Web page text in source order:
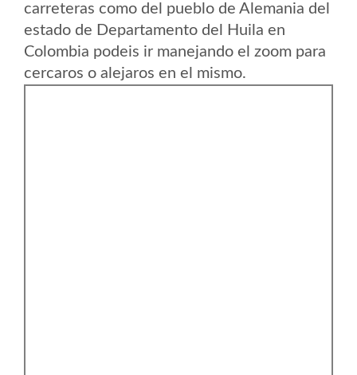
carreteras como del pueblo de Alemania del
estado de Departamento del Huila en
Colombia podeis ir manejando el zoom para
cercaros o alejaros en el mismo.